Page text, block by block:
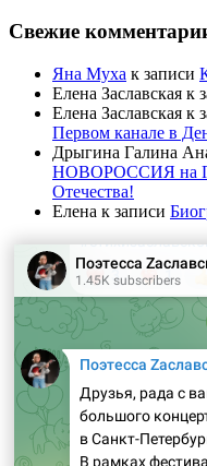
Свежие
Яна Муха к записи
Елена Заславская к
Елена Заславская к
Первом канале в
Дрыгина Галина
НОВОРОССИЯ на
Отечества!
Елена к записи